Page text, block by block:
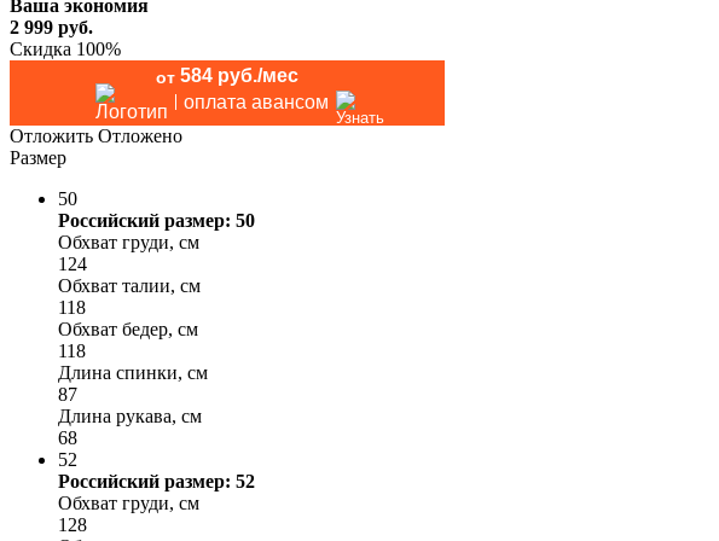
Ваша экономия
2 999 руб.
Скидка 100%
от 584 руб./мес
оплата авансом
Отложить Отложено
Размер
50
Российский размер: 50
Обхват груди, см
124
Обхват талии, см
118
Обхват бедер, см
118
Длина спинки, см
87
Длина рукава, см
68
52
Российский размер: 52
Обхват груди, см
128